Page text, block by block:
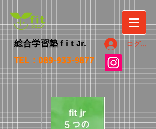
総合学習塾 f i t Jr. ログイン
TEL：089-933-9877